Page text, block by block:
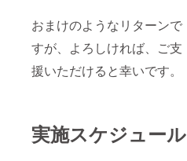
おまけのようなリターンで
すが、よろしければ、ご支
援いただけると幸いです。
実施スケジュール